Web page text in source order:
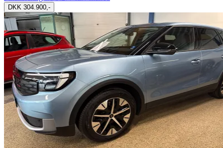
DKK 304.900,-